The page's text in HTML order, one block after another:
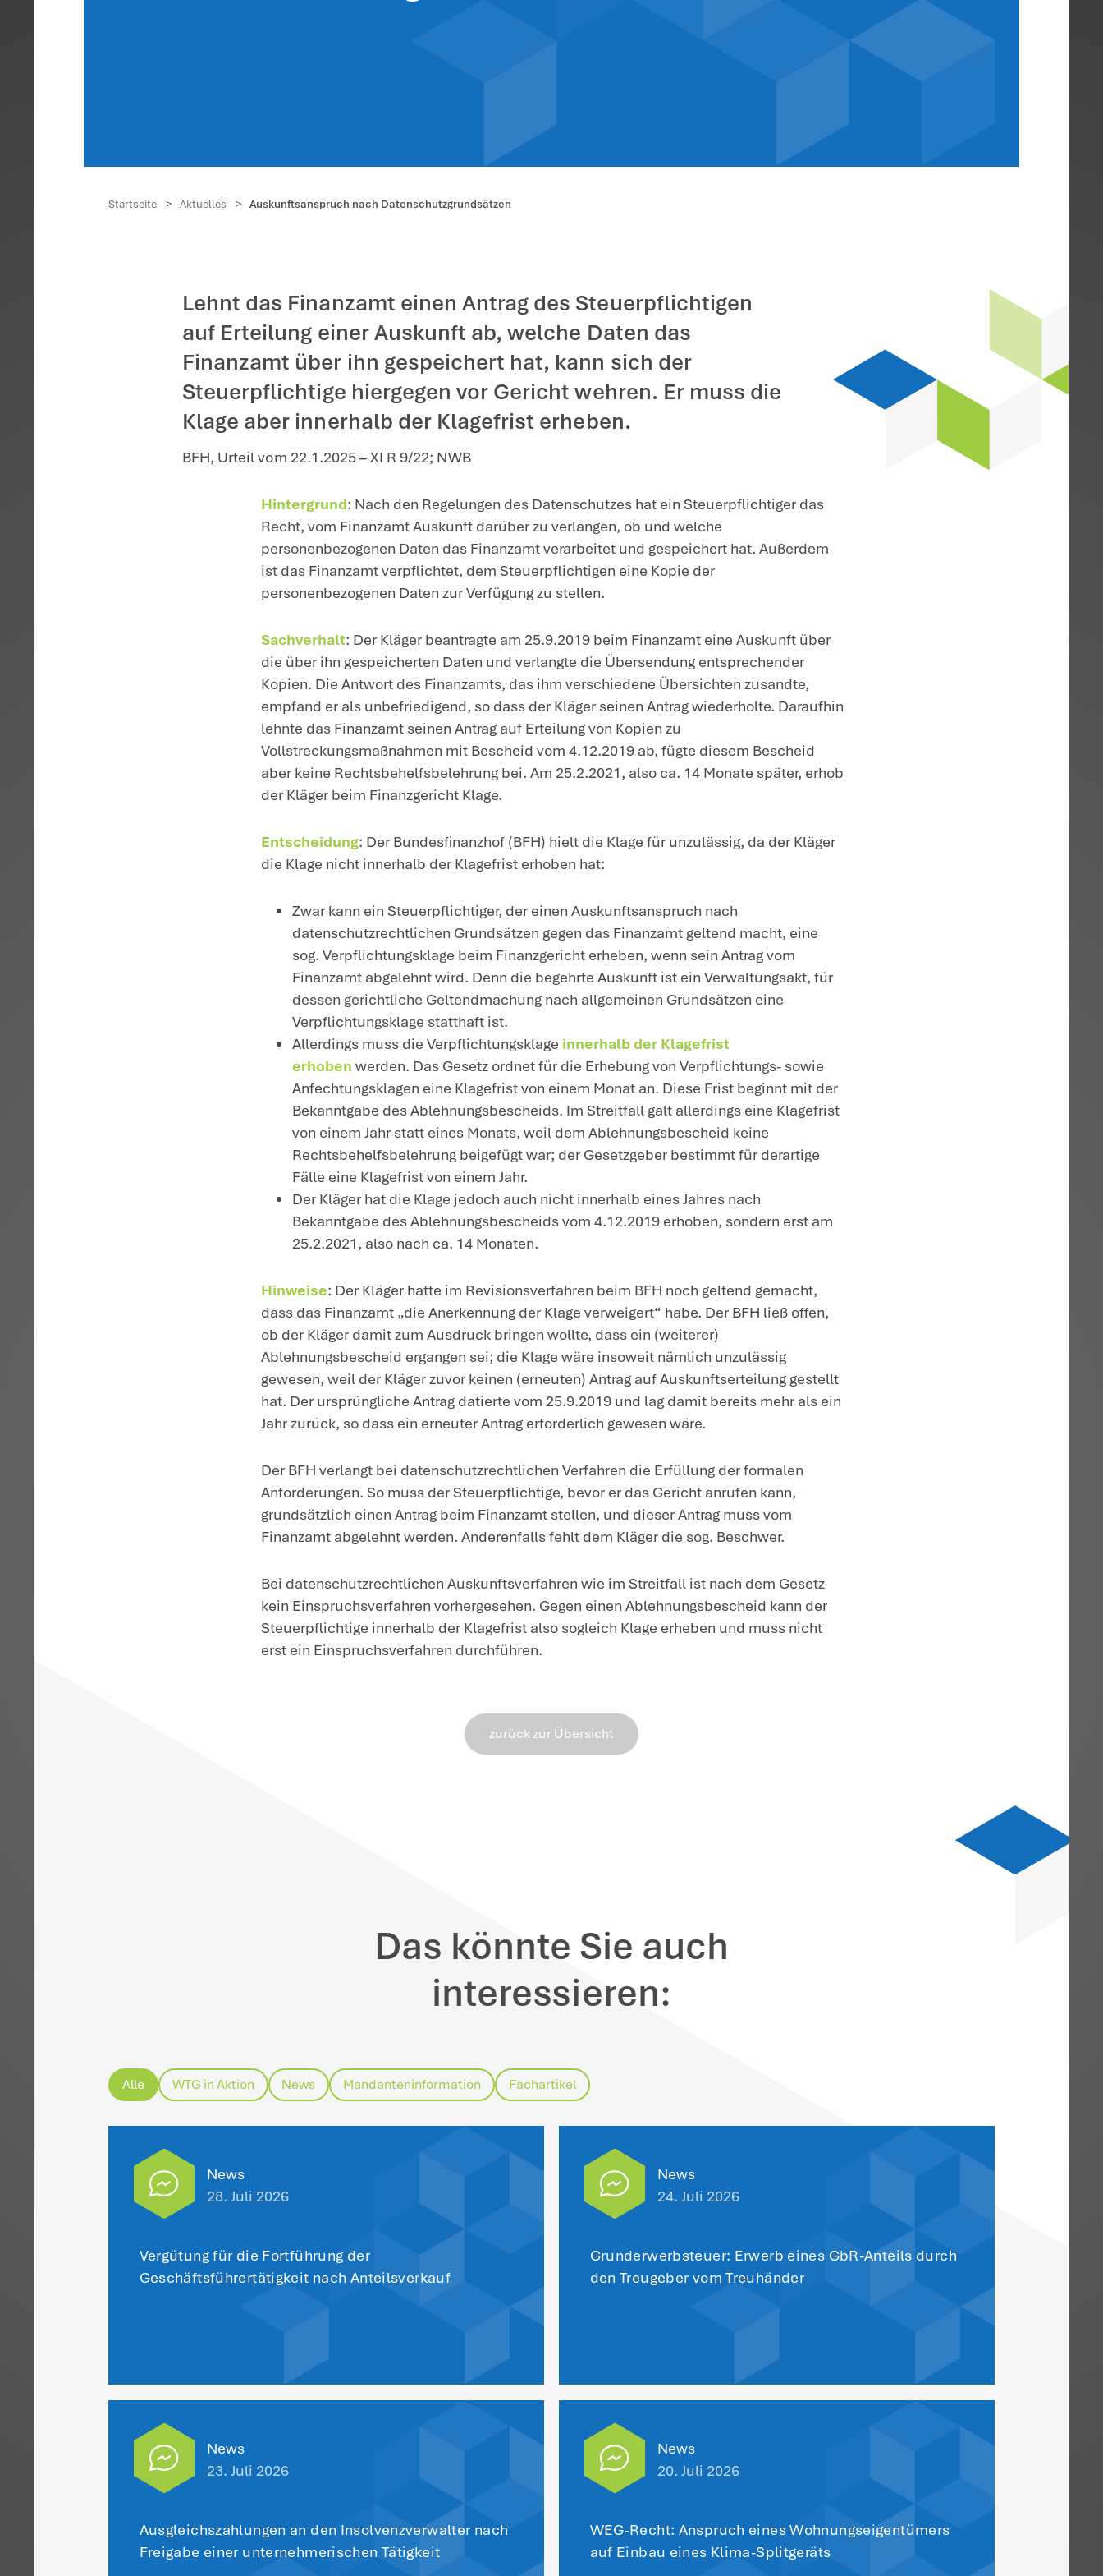
Auskunftsanspruch nach
Startseite > Aktuelles > Auskunftsanspruch nach Datenschutzgrundsätzen
Lehnt das Finanzamt einen Antrag des Steuerpflichtigen
auf Erteilung einer Auskunft ab, welche Daten das
Finanzamt über ihn gespeichert hat, kann sich der
Steuerpflichtige hiergegen vor Gericht wehren. Er muss die
Klage aber innerhalb der Klagefrist erheben.
BFH, Urteil vom 22.1.2025 – XI R 9/22; NWB
Hintergrund: Nach den Regelungen des Datenschutzes hat ein Steuerpflichtiger das
personenbezogenen Daten das Finanzamt verarbeitet und gespeichert hat.
personenbezogenen Daten zur Verfügung zu stellen.
Sachverhalt: Der Kläger beantragte am 25.9.2019 beim Finanzamt eine Auskunft
die über ihn gespeicherten Daten und verlangte die Übersendung entsprechender
Kopien. Die Antwort des Finanzamts, das ihm verschiedene Übersichten zusandte,
empfand er als unbefriedigend, so dass der Kläger seinen Antrag wiederholte.
lehnte das Finanzamt seinen Antrag auf Erteilung von Kopien zu
Vollstreckungsmaßnahmen mit Bescheid vom 4.12.2019 ab, fügte diesem Bescheid
aber keine Rechtsbehelfsbelehrung bei. Am 25.2.2021, also ca. 14 Monate später,
der Kläger beim Finanzgericht Klage.
Entscheidung: Der Bundesfinanzhof (BFH) hielt die Klage für unzulässig, da der
Zwar kann ein Steuerpflichtiger, der einen Auskunftsanspruch nach
datenschutzrechtlichen Grundsätzen gegen das Finanzamt geltend macht, eine
sog. Verpflichtungsklage beim Finanzgericht erheben, wenn sein Antrag vom
Finanzamt abgelehnt wird. Denn die begehrte Auskunft ist ein Verwaltungsakt,
Verpflichtungsklage statthaft ist.
Allerdings muss die Verpflichtungsklageinnerhalb der Klagefrist
erhobenwerden. Das Gesetz ordnet für die Erhebung von Verpflichtungs- sowie
Anfechtungsklagen eine Klagefrist von einem Monat an. Diese Frist beginnt mit
Bekanntgabe des Ablehnungsbescheids. Im Streitfall galt allerdings eine
von einem Jahr statt eines Monats, weil dem Ablehnungsbescheid keine
Rechtsbehelfsbelehrung beigefügt war; der Gesetzgeber bestimmt für derartige
Der Kläger hat die Klage jedoch auch nicht innerhalb eines Jahres nach
Bekanntgabe des Ablehnungsbescheids vom 4.12.2019 erhoben, sondern erst
: Der Kläger hatte im Revisionsverfahren beim BFH noch geltend gemacht,
dass das Finanzamt „die Anerkennung der Klage verweigert“ habe. Der BFH ließ
Ablehnungsbescheid ergangen sei; die Klage wäre insoweit nämlich unzulässig
gewesen, weil der Kläger zuvor keinen (erneuten) Antrag auf Auskunftserteilung
hat. Der ursprüngliche Antrag datierte vom 25.9.2019 und lag damit bereits mehr als
Der BFH verlangt bei datenschutzrechtlichen Verfahren die Erfüllung der formalen
grundsätzlich einen Antrag beim Finanzamt stellen, und dieser Antrag muss vom
Finanzamt abgelehnt werden. Anderenfalls fehlt dem Kläger die sog. Beschwer.
Bei datenschutzrechtlichen Auskunftsverfahren wie im Streitfall ist nach dem Gesetz
kein Einspruchsverfahren vorhergesehen. Gegen einen Ablehnungsbescheid kann der
Steuerpflichtige innerhalb der Klagefrist also sogleich Klage erheben und muss nicht
erst ein Einspruchsverfahren durchführen.